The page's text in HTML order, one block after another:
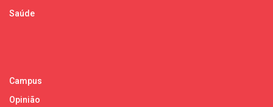
Saúde
Campus
Opinião